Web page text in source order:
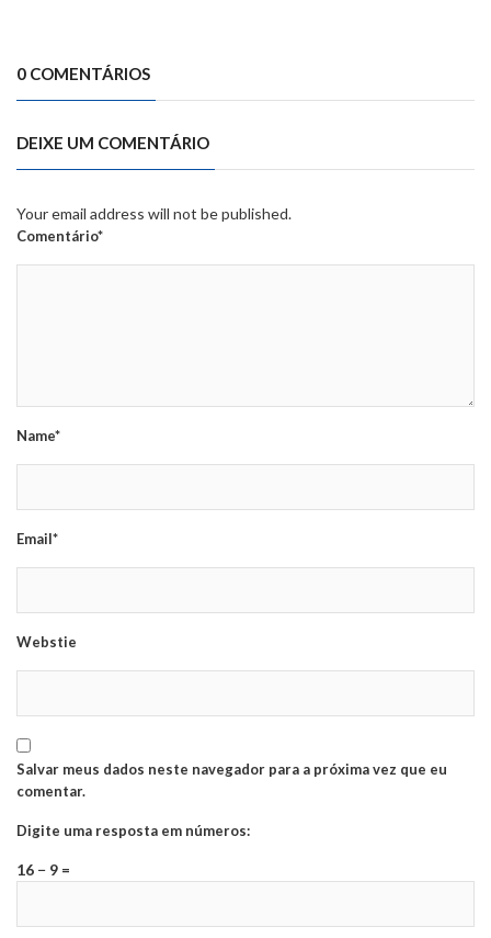
0 COMENTÁRIOS
DEIXE UM COMENTÁRIO
Your email address will not be published.
Comentário*
Name*
Email*
Webstie
Salvar meus dados neste navegador para a próxima vez que eu
comentar.
Digite uma resposta em números:
16 − 9 =